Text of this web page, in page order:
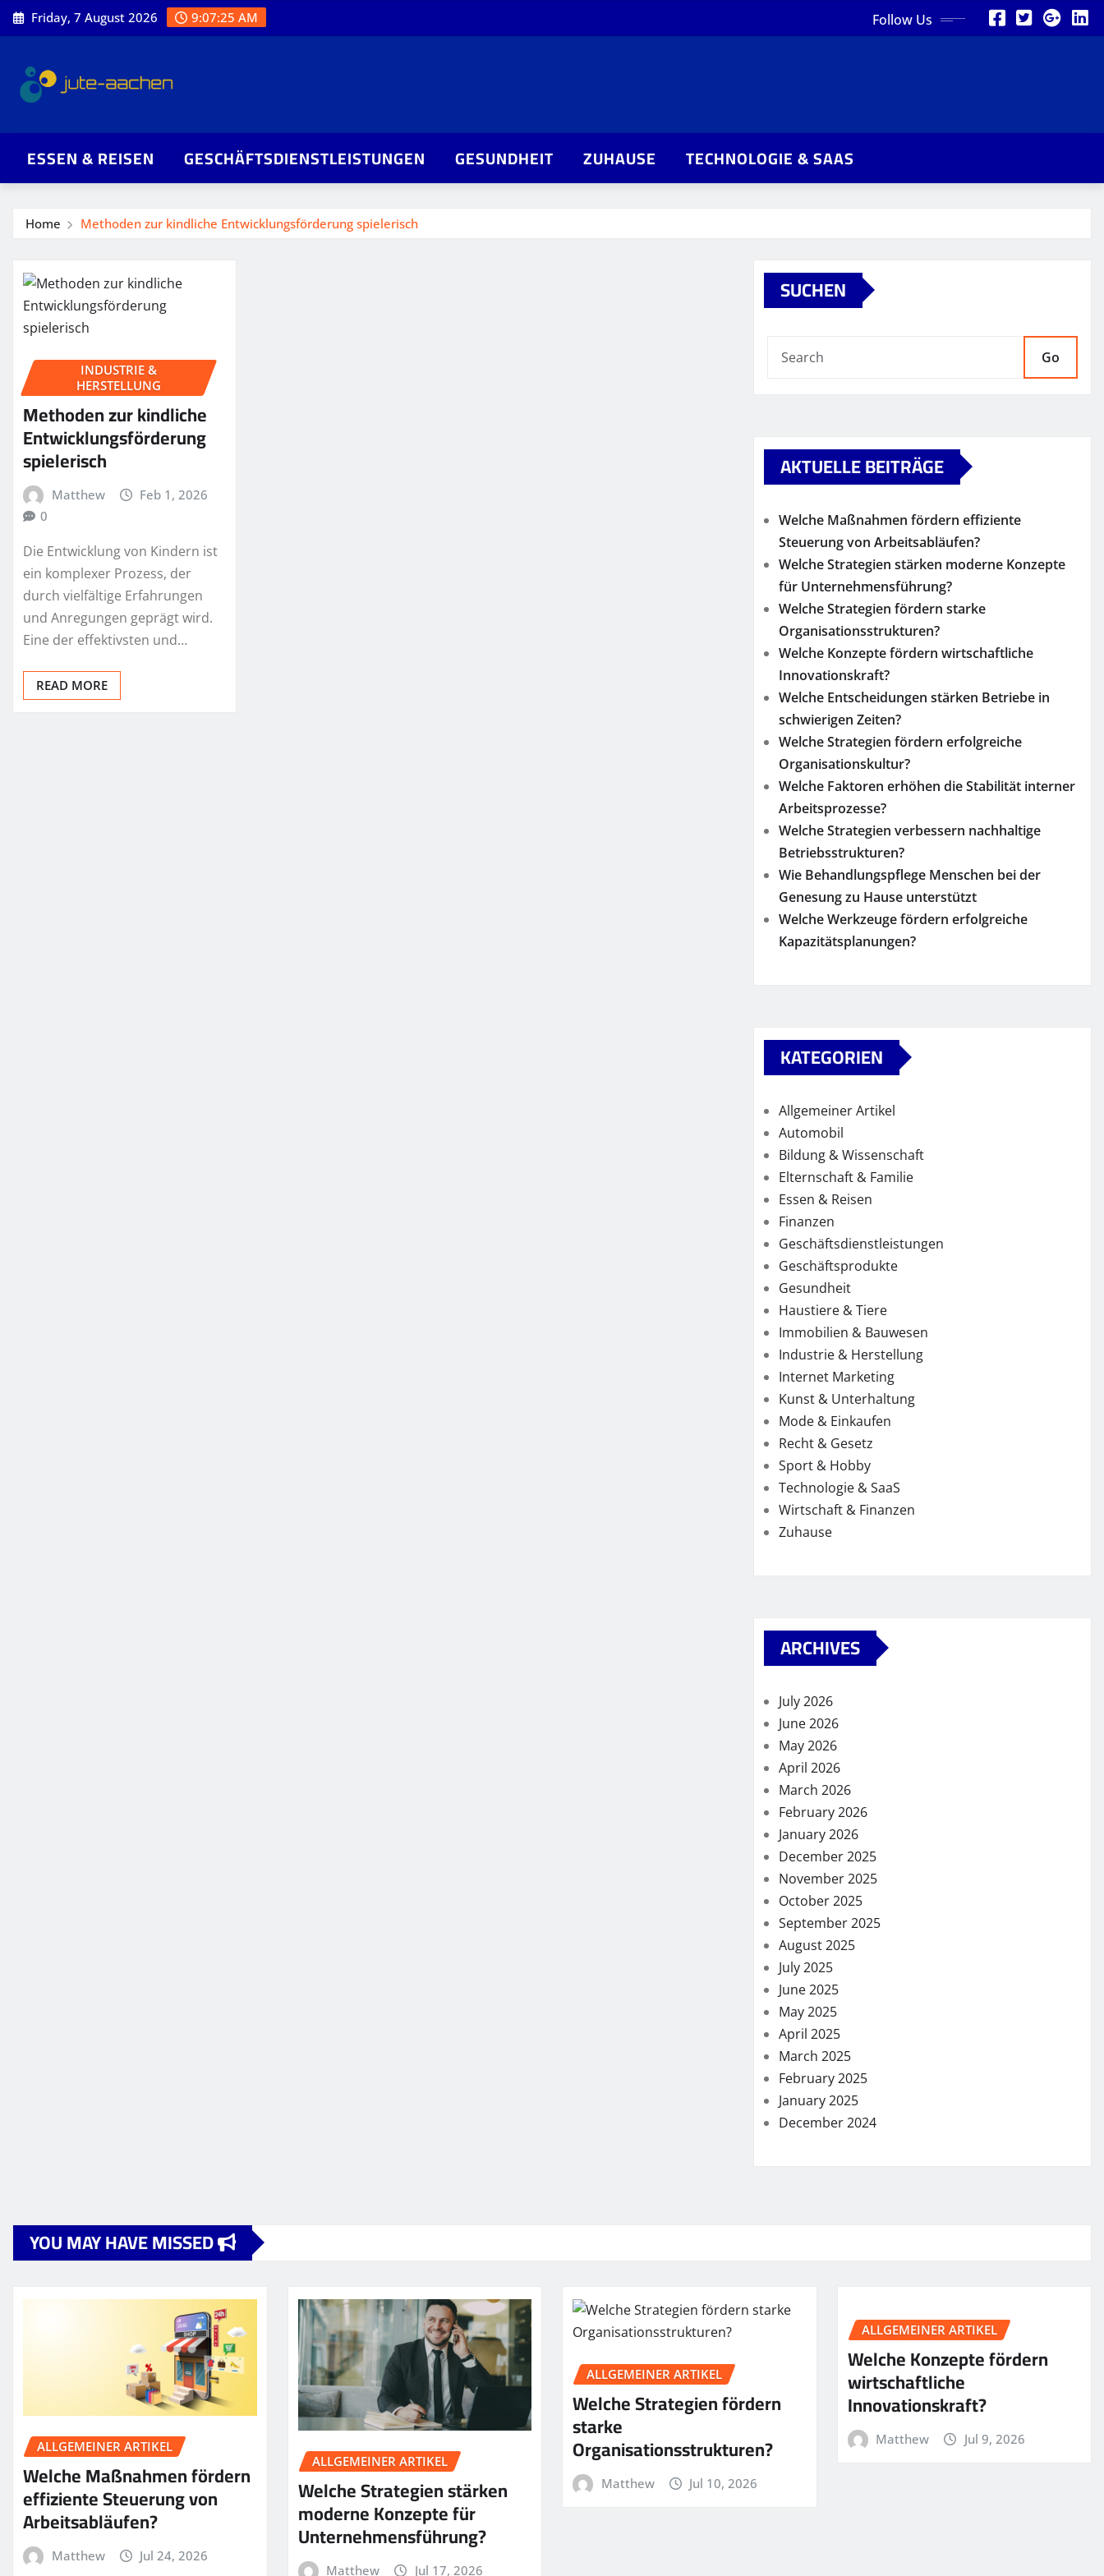
Skip
to
Friday, 7 August 2026 9:07:26 AM Follow Us
ESSEN & REISEN GESCHÄFTSDIENSTLEISTUNGEN GESUNDHEIT ZUHAUSE TECHNOLOGIE & SAAS
Home Methoden zur kindliche Entwicklungsförderung spielerisch
INDUSTRIE &
HERSTELLUNG
Methoden zur kindliche
Entwicklungsförderung
spielerisch
Matthew
Feb 1, 2026
0
Die Entwicklung von Kindern ist
ein komplexer Prozess, der
durch vielfältige Erfahrungen
und Anregungen geprägt wird.
Eine der effektivsten und…
READ MORE
SUCHEN
Go
AKTUELLE BEITRÄGE
Welche Maßnahmen fördern effiziente
Steuerung von Arbeitsabläufen?
Welche Strategien stärken moderne Konzepte
für Unternehmensführung?
Welche Strategien fördern starke
Organisationsstrukturen?
Welche Konzepte fördern wirtschaftliche
Innovationskraft?
Welche Entscheidungen stärken Betriebe in
schwierigen Zeiten?
Welche Strategien fördern erfolgreiche
Organisationskultur?
Welche Faktoren erhöhen die Stabilität interner
Arbeitsprozesse?
Welche Strategien verbessern nachhaltige
Betriebsstrukturen?
Wie Behandlungspflege Menschen bei der
Genesung zu Hause unterstützt
Welche Werkzeuge fördern erfolgreiche
Kapazitätsplanungen?
KATEGORIEN
Allgemeiner Artikel
Automobil
Bildung & Wissenschaft
Elternschaft & Familie
Essen & Reisen
Finanzen
Geschäftsdienstleistungen
Geschäftsprodukte
Gesundheit
Haustiere & Tiere
Immobilien & Bauwesen
Industrie & Herstellung
Internet Marketing
Kunst & Unterhaltung
Mode & Einkaufen
Recht & Gesetz
Sport & Hobby
Technologie & SaaS
Wirtschaft & Finanzen
Zuhause
ARCHIVES
July 2026
June 2026
May 2026
April 2026
March 2026
February 2026
January 2026
December 2025
November 2025
October 2025
September 2025
August 2025
July 2025
June 2025
May 2025
April 2025
March 2025
February 2025
January 2025
December 2024
YOU MAY HAVE MISSED
ALLGEMEINER ARTIKEL
Welche Maßnahmen fördern
effiziente Steuerung von
Arbeitsabläufen?
Matthew Jul 24, 2026
ALLGEMEINER ARTIKEL
Welche Strategien stärken
moderne Konzepte für
Unternehmensführung?
Matthew Jul 17, 2026
ALLGEMEINER ARTIKEL
Welche Strategien fördern
starke
Organisationsstrukturen?
Matthew Jul 10, 2026
ALLGEMEINER ARTIKEL
Welche Konzepte fördern
wirtschaftliche
Innovationskraft?
Matthew Jul 9, 2026